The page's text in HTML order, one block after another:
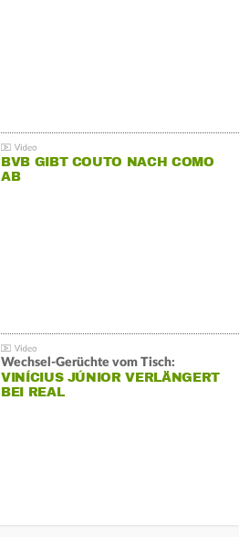
BVB GIBT COUTO NACH COMO
AB
Wechsel-Gerüchte vom Tisch:
VINÍCIUS JÚNIOR VERLÄNGERT
BEI REAL